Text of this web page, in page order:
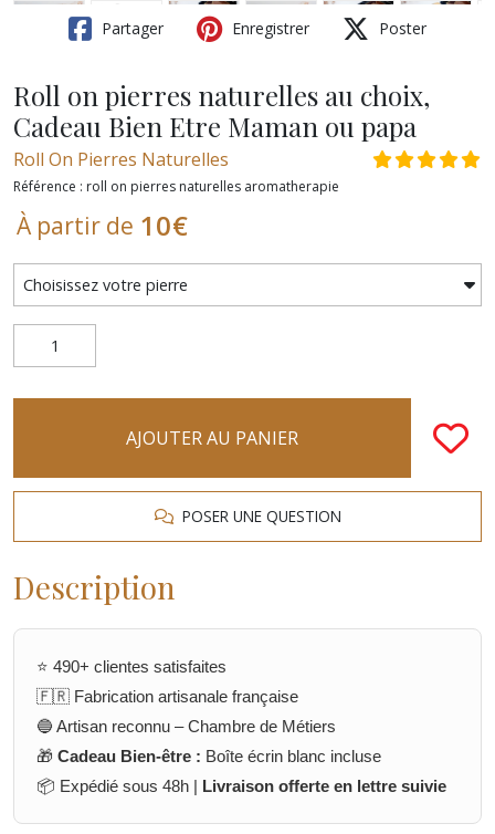
Partager Enregistrer Poster
Roll on pierres naturelles au choix,
Cadeau Bien Etre Maman ou papa
Roll On Pierres Naturelles
Référence : roll on pierres naturelles aromatherapie
À partir de 10€
AJOUTER AU PANIER
POSER UNE QUESTION
Description
⭐ 490+ clientes satisfaites
🇫🇷 Fabrication artisanale française
🔵 Artisan reconnu – Chambre de Métiers
🎁 Cadeau Bien-être : Boîte écrin blanc incluse
📦 Expédié sous 48h | Livraison offerte en lettre suivie